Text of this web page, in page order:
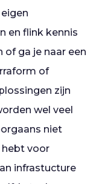
en flink kennis
of ga je naar een
of
zijn
wel veel
niet
voor
infrastucture